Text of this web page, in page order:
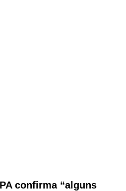
confirma “alguns